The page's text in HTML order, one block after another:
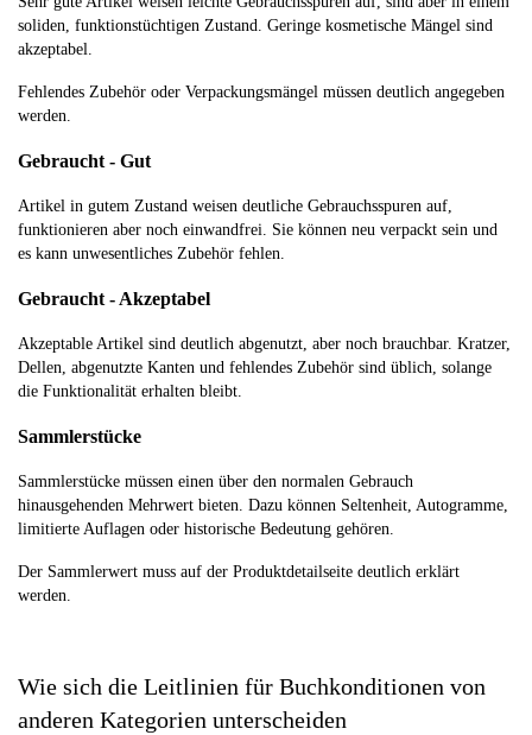
soliden, funktionstüchtigen Zustand. Geringe kosmetische Mängel sind
akzeptabel.
Fehlendes Zubehör oder Verpackungsmängel müssen deutlich angegeben
werden.
Gebraucht - Gut
Artikel in gutem Zustand weisen deutliche Gebrauchsspuren auf,
funktionieren aber noch einwandfrei. Sie können neu verpackt sein und
es kann unwesentliches Zubehör fehlen.
Gebraucht - Akzeptabel
Akzeptable Artikel sind deutlich abgenutzt, aber noch brauchbar. Kratzer,
Dellen, abgenutzte Kanten und fehlendes Zubehör sind üblich, solange
die Funktionalität erhalten bleibt.
Sammlerstücke
Sammlerstücke müssen einen über den normalen Gebrauch
hinausgehenden Mehrwert bieten. Dazu können Seltenheit, Autogramme,
limitierte Auflagen oder historische Bedeutung gehören.
Der Sammlerwert muss auf der Produktdetailseite deutlich erklärt
werden.
Wie sich die Leitlinien für Buchkonditionen von
anderen Kategorien unterscheiden